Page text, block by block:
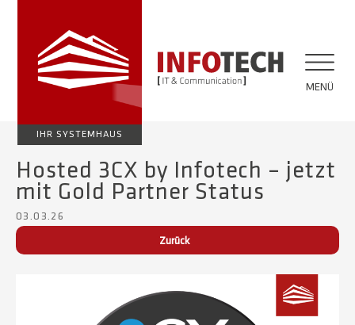
IHR SYSTEMHAUS
MENÜ
Hosted 3CX by Infotech – jetzt
mit Gold Partner Status
03.03.26
Zurück